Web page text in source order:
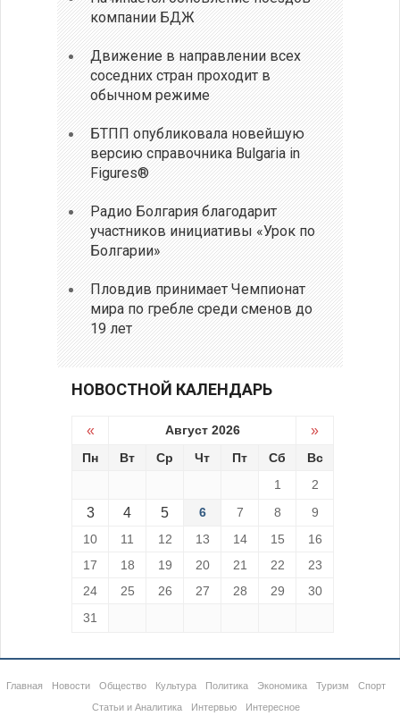
компании БДЖ
Движение в направлении всех
соседних стран проходит в
обычном режиме
БТПП опубликовала новейшую
версию справочника Bulgaria in
Figures®
Радио Болгария благодарит
участников инициативы «Урок по
Болгарии»
Пловдив принимает Чемпионат
мира по гребле среди сменов до
19 лет
НОВОСТНОЙ КАЛЕНДАРЬ
« Август 2026 »
Пн Вт Ср Чт Пт Сб
Вс
1
2
3 4 5 6 7 8
9
10
11 12 13 14 15
16
17
18 19 20 21 22
23
24
25 26 27 28 29
30
31
Главная Новости Общество Культура Политика Экономика Туризм
Спорт
Статьи и Аналитика
Интервью Интересное